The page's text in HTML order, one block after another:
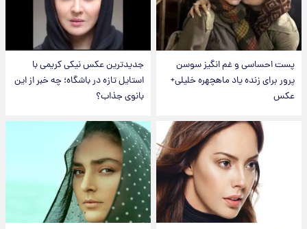
پست احساسی و غم انگیز سوسن
پرور برای زنده یاد ماهچهره خلیلی+
عکس
جدیدترین عکس نیکی کریمی با
استایل تازه در باشگاه؛ چه خبر از این
بانوی جذاب؟